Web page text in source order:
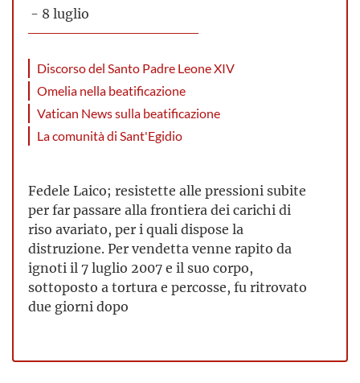
- 8 luglio
Discorso del Santo Padre Leone XIV
Omelia nella beatificazione
Vatican News sulla beatificazione
La comunità di Sant'Egidio
Fedele Laico; resistette alle pressioni subite
per far passare alla frontiera dei carichi di
riso avariato, per i quali dispose la
distruzione. Per vendetta venne rapito da
ignoti il 7 luglio 2007 e il suo corpo,
sottoposto a tortura e percosse, fu ritrovato
due giorni dopo